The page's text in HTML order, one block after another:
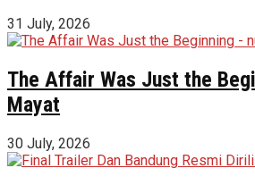
31 July, 2026
The Affair Was Just the
Mayat
30 July, 2026